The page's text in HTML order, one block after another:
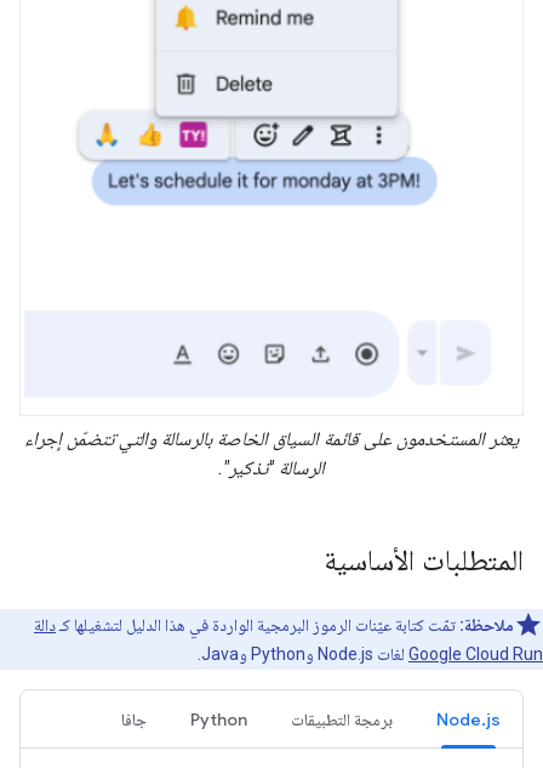
يعثر المستخدمون على قائمة السياق الخاصة بالرسالة والتي تتضمّن إجراء
الرسالة "تذكير".
المتطلبات الأساسية
ملاحظة: تمّت كتابة عيّنات الرموز البرمجية الواردة في هذا الدليل لتشغيلها كـدالة
Google Cloud Run لغات Node.js وPython وJava.
Node.js برمجة التطبيقات Python جافا